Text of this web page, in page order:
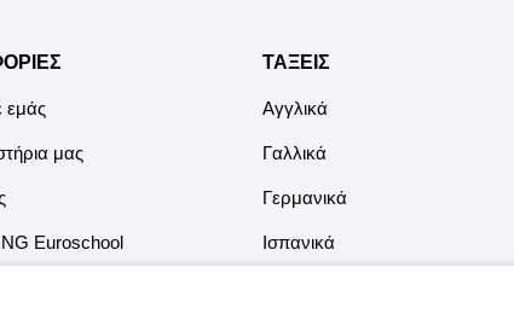
εμάς
μας
Euroschool
ΤΑΞΕΙΣ
Αγγλικά
Γαλλικά
Γερμανικά
Ισπανικά